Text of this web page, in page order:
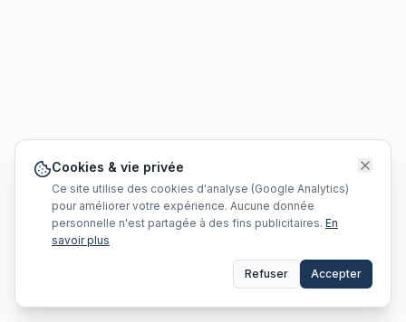
Cookies & vie privée
Ce site utilise des cookies d'analyse (Google Analytics)
pour améliorer votre expérience. Aucune donnée
personnelle n'est partagée à des fins publicitaires. En
savoir plus
Refuser Accepter